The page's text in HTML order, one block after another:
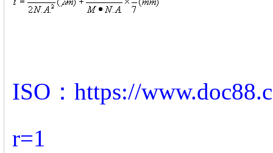
ISO： https://
r=1